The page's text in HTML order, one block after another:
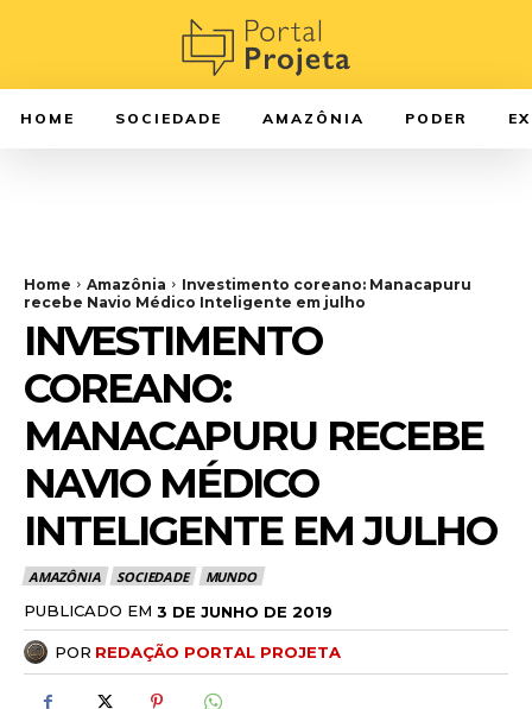
HOME SOCIEDADE AMAZÔNIA PODER
Home Amazônia
Investimento coreano: Manacapuru
recebe Navio Médico Inteligente em julho
INVESTIMENTO
COREANO:
MANACAPURU RECEBE
NAVIO MÉDICO
INTELIGENTE EM JULHO
AMAZÔNIA SOCIEDADE MUNDO
PUBLICADO EM 3 DE JUNHO DE 2019
POR REDAÇÃO PORTAL PROJETA